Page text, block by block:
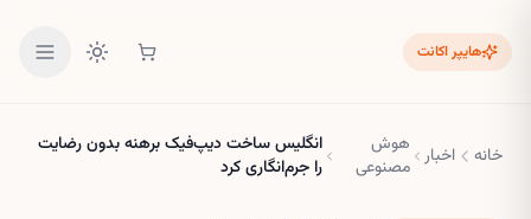
هایپر اکانت
خانه اخبار هوش
مصنوعی
انگلیس ساخت دیپ‌فیک برهنه بدون رضایت
را جرم‌انگاری کرد